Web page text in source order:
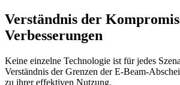
Verständnis der
Verbesserungen
Keine einzelne Technologie ist für jedes
Verständnis der Grenzen der E-Beam-
zu ihrer effektiven Nutzung.